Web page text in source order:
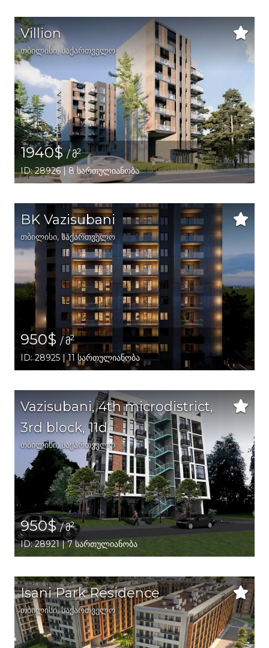
Villion
თბილისი,საქართველო
1940$/ მ2
ID: 28926 | 8 სართულიანობა
BK Vazisubani
თბილისი, საქართველო
950$ / მ2
ID: 28925 | 11 სართულიანობა
Vazisubani, 4th microdistrict,
3rd block, 11d
თბილისი,საქართველო
950$/ მ2
ID: 28921 | 7 სართულიანობა
Isani Park Residence
თბილისი,საქართველო